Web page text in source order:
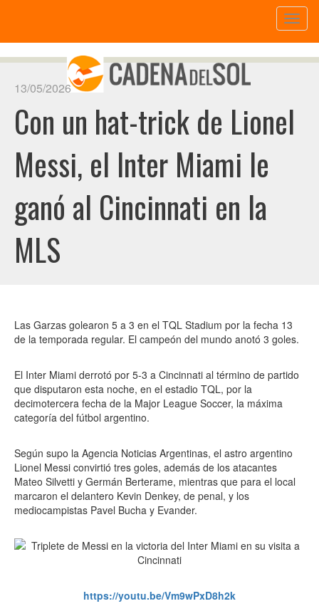
13/05/2026
Con un hat-trick de Lionel
Messi, el Inter Miami le
ganó al Cincinnati en la
MLS
Las Garzas golearon 5 a 3 en el TQL Stadium por la fecha 13
de la temporada regular. El campeón del mundo anotó 3 goles.
El Inter Miami derrotó por 5-3 a Cincinnati al término de partido
que disputaron esta noche, en el estadio TQL, por la
decimotercera fecha de la Major League Soccer, la máxima
categoría del fútbol argentino.
Según supo la Agencia Noticias Argentinas, el astro argentino
Lionel Messi convirtió tres goles, además de los atacantes
Mateo Silvetti y Germán Berterame, mientras que para el local
marcaron el delantero Kevin Denkey, de penal, y los
mediocampistas Pavel Bucha y Evander.
https://youtu.be/Vm9wPxD8h2k